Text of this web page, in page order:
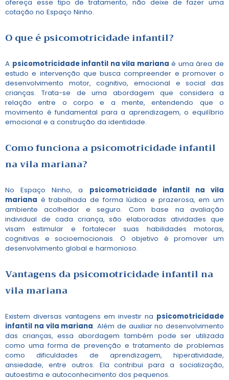
ofereça esse tipo de tratamento, não deixe de fazer uma
cotação no Espaço Ninho.
O que é psicomotricidade infantil?
A psicomotricidade infantil na vila mariana é uma área de
estudo e intervenção que busca compreender e promover o
desenvolvimento motor, cognitivo, emocional e social das
crianças. Trata-se de uma abordagem que considera a
relação entre o corpo e a mente, entendendo que o
movimento é fundamental para a aprendizagem, o equilíbrio
emocional e a construção da identidade.
Como funciona apsicomotricidade infantil
na vila mariana?
No Espaço Ninho, a psicomotricidade infantil na vila
mariana é trabalhada de forma lúdica e prazerosa, em um
ambiente acolhedor e seguro. Com base na avaliação
individual de cada criança, são elaboradas atividades que
visam estimular e fortalecer suas habilidades motoras,
cognitivas e socioemocionais. O objetivo é promover um
desenvolvimento global e harmonioso.
Vantagens dapsicomotricidade infantil na
vila mariana
Existem diversas vantagens em investir na psicomotricidade
infantil na vila mariana. Além de auxiliar no desenvolvimento
das crianças, essa abordagem também pode ser utilizada
como uma forma de prevenção e tratamento de problemas
como dificuldades de aprendizagem, hiperatividade,
ansiedade, entre outros. Ela contribui para a socialização,
autoestima e autoconhecimento dos pequenos.